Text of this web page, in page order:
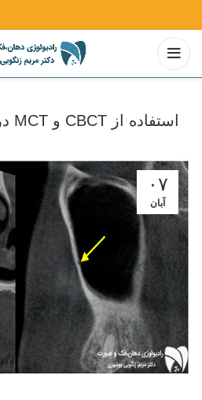
استفاده از CBCT و MCT در تشخیص سینوزیت
۰۷
آبان